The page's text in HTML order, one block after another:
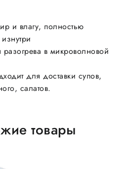
и влагу, полностью
в микроволновой
для доставки супов,
салатов.
товары